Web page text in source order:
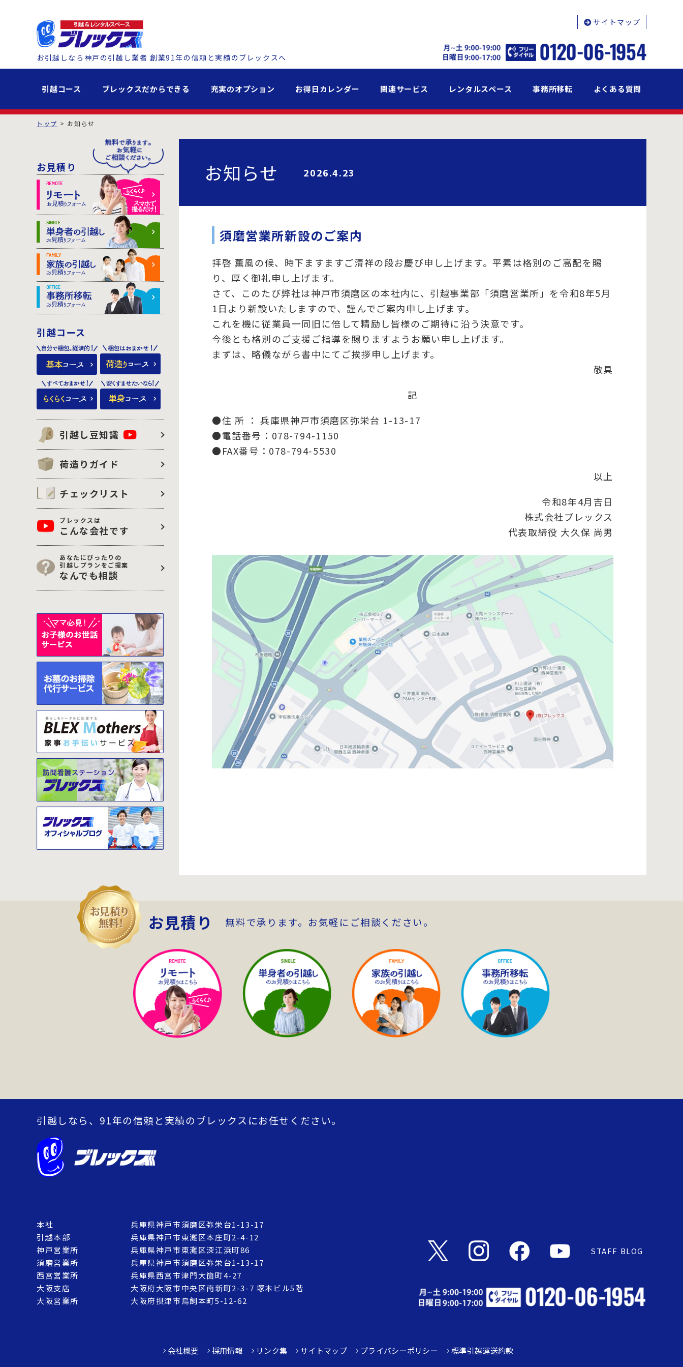
お引越しなら神戸の引越し業者 創業91年の信頼と実績のブレックスへ
サイトマップ
引越コース ブレックスだからできる 充実のオプション お得日カレンダー 関連サービス レンタルスペース 事務所移転 よくある質問
トップ お知らせ
お見積り
引越コース
引越し豆知識
荷造りガイド
チェックリスト
ブレックスは
こんな会社です
あなたにぴったりの
引越しプランをご提案
なんでも相談
お知らせ 2026.4.23
須磨営業所新設のご案内
拝啓 薫風の候、時下ますますご清祥の段お慶び申し上げます。平素は格別のご高配を賜
り、厚く御礼申し上げます。
さて、このたび弊社は神戸市須磨区の本社内に、引越事業部「須磨営業所」を令和8年5月
1日より新設いたしますので、謹んでご案内申し上げます。
これを機に従業員一同旧に倍して精励し皆様のご期待に沿う決意です。
今後とも格別のご支援ご指導を賜りますようお願い申し上げます。
まずは、略儀ながら書中にてご挨拶申し上げます。
敬具
記
●住 所 ： 兵庫県神戸市須磨区弥栄台 1-13-17
●電話番号：078-794-1150
●FAX番号：078-794-5530
以上
令和8年4月吉日
株式会社ブレックス
代表取締役 大久保 尚男
お見積り 無料で承ります。お気軽にご相談ください。
引越しなら、91年の信頼と実績の ブレックスにお任せください。
本社
兵庫県神戸市須磨区弥栄台1-13-17
引越本部
兵庫県神戸市東灘区本庄町2-4-12
神戸営業所
兵庫県神戸市東灘区深江浜町86
須磨営業所
兵庫県神戸市須磨区弥栄台1-13-17
西宮営業所
兵庫県西宮市津門大箇町4-27
大阪支店
大阪府大阪市中央区南新町2-3-7 塚本ビル5階
大阪営業所
大阪府摂津市鳥飼本町5-12-62
STAFF BLOG
会社概要 採用情報 リンク集 サイトマップ プライバシーポリシー 標準引越運送約款